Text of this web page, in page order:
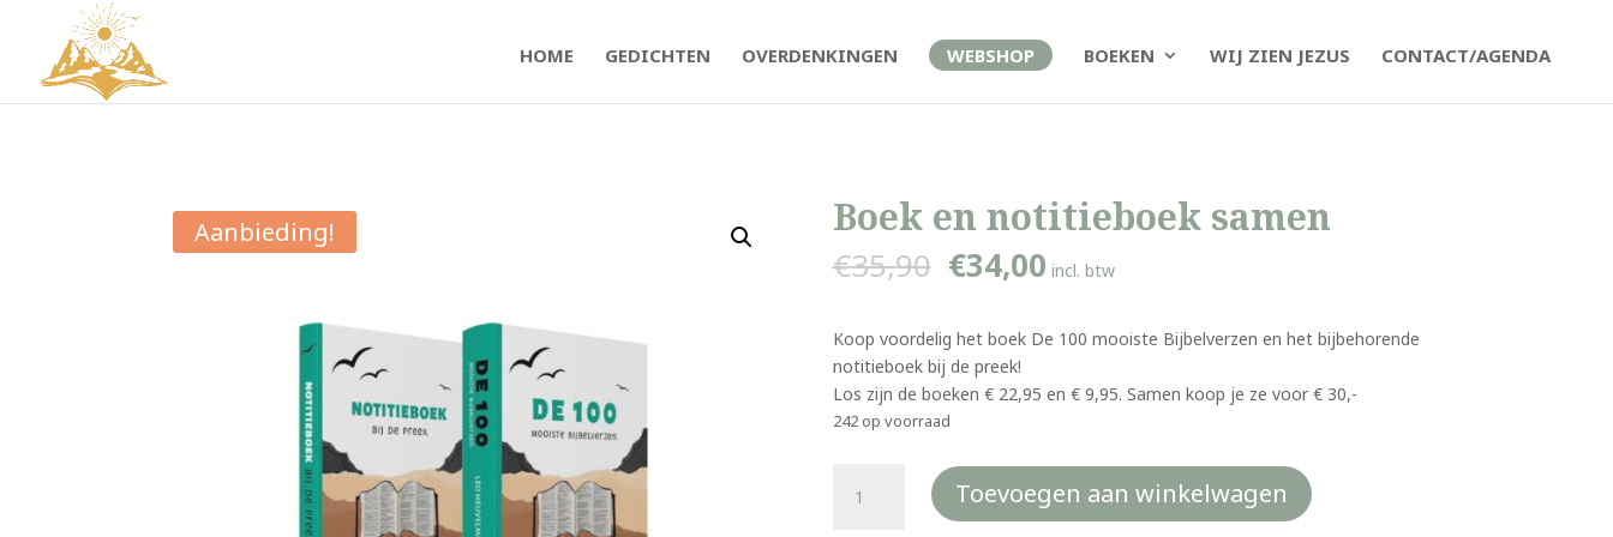
HOME GEDICHTEN OVERDENKINGEN WEBSHOP BOEKEN WIJ ZIEN JEZUS CONTACT/AGENDA
Aanbieding! Boek en notitieboek samen
€35,90 Oorspronkelijke
prijs
€35,90.
€34,00Huidige
prijs
€34,00.
incl. btw
Koop voordelig het boek De 100 mooiste Bijbelverzen en het bijbehorende
notitieboek bij de preek!
Los zijn de boeken € 22,95 en € 9,95. Samen koop je ze voor € 30,-
242 op voorraad
Toevoegen aan winkelwagen